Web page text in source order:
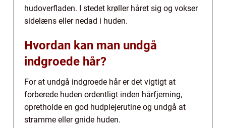
hudoverfladen. I stedet krøller håret sig og vokser
sidelæns eller nedad i huden.
Hvordan kan man undgå
indgroede hår?
For at undgå indgroede hår er det vigtigt at
forberede huden ordentligt inden hårfjerning,
opretholde en god hudplejerutine og undgå at
stramme eller gnide huden.